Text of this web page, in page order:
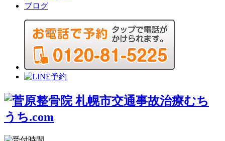
ブログ